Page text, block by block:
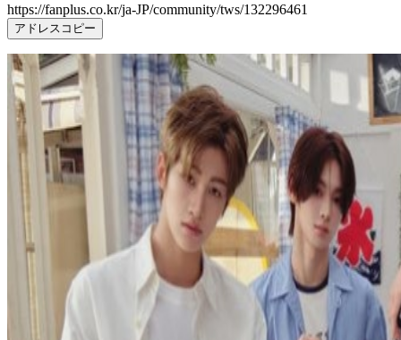
https://fanplus.co.kr/ja-JP/community/tws/132296461
アドレスコピー